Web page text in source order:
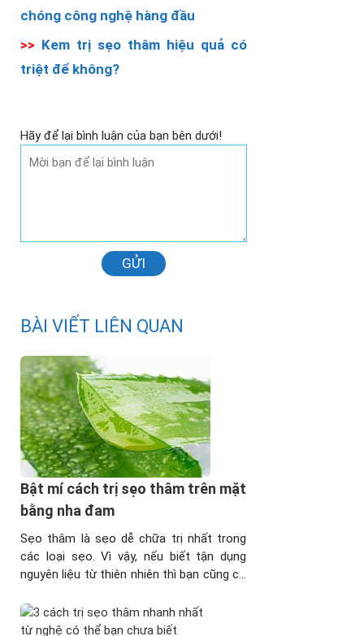
chóng công nghệ hàng đầu
>> Kem trị sẹo thâm hiệu quả có
triệt để không?
Hãy để lại bình luận của bạn bên dưới!
GỬI
BÀI VIẾT LIÊN QUAN
Bật mí cách trị sẹo thâm trên mặt
bằng nha đam
Sẹo thâm là sẹo dễ chữa trị nhất trong
các loại sẹo. Vì vậy, nếu biết tận dụng
nguyên liệu từ thiên nhiên thì bạn cũng có
cùng khám phá cách trị sẹo thâm trên
mặt bằng nha đam dưới đây xem sao